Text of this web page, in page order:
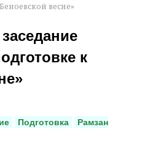
весне»
к
Подготовка
Рамзан